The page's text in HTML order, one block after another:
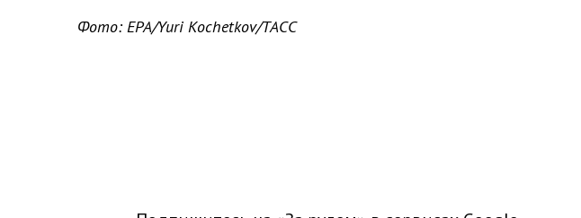
Фото: EPA/Yuri Kochetkov/ТАСС